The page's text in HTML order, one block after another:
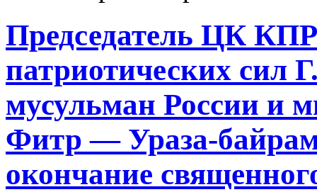
Председатель ЦК
патриотических сил
мусульман России и
Фитр — Ураза-
окончание